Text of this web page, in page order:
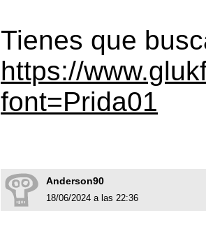
Tienes que
https://
font=Prida01
Anderson90
18/06/2024 a las 22:36